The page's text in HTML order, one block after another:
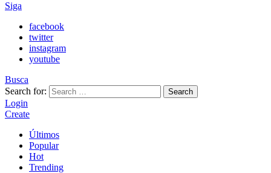
Siga
facebook
twitter
instagram
youtube
Busca
Search for:
Search
Login
Create
Últimos
Popular
Hot
Trending